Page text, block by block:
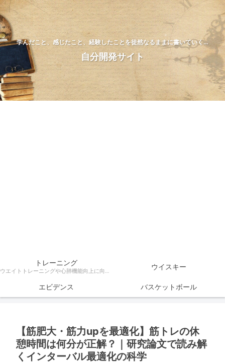
学んだこと、感じたこと、経験したことを徒然なるままに書いていく…
自分開発サイト
トレーニング
ウエイトトレーニングや心肺機能向上に向けたトレーニング方法、ダイエットなどトレーニングに関する様々な情報を科学的根拠をもとに解説 ウイスキー
エビデンス バスケットボール
【筋肥大・筋力upを最適化】筋トレの休
憩時間は何分が正解？｜研究論文で読み解
くインターバル最適化の科学